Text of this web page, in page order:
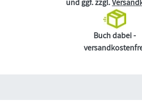
und ggf. zzgl.
Buch dabei -